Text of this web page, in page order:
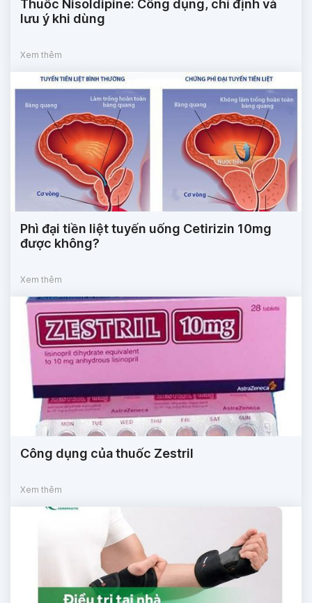
Thuốc Nisoldipine: Công dụng, chỉ định và
lưu ý khi dùng
Xem thêm
Phì đại tiền liệt tuyến uống Cetirizin 10mg
được không?
Xem thêm
Công dụng của thuốc Zestril
Xem thêm